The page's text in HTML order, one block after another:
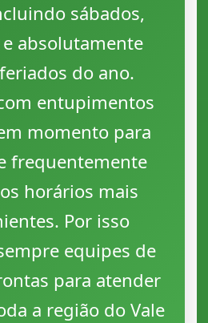
sábados,
absolutamente
do ano.
entupimentos
momento para
frequentemente
horários mais
Por isso
equipes de
para atender
a região do Vale